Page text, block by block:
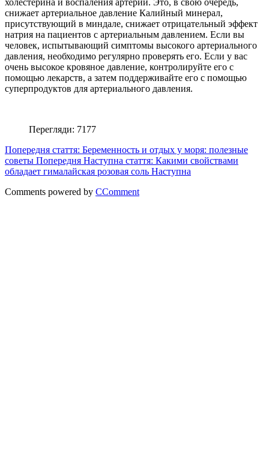
снижает артериальное давление Калийный минерал,
присутствующий в миндале, снижает отрицательный эффект
натрия на пациентов с артериальным давлением. Если вы
человек, испытывающий симптомы высокого артериального
давления, необходимо регулярно проверять его. Если у вас
очень высокое кровяное давление, контролируйте его с
помощью лекарств, а затем поддерживайте его с помощью
суперпродуктов для артериального давления.
Перегляди: 7177
Попередня стаття: Беременность и отдых у моря: полезные
советы Попередня Наступна стаття: Какими свойствами
обладает гималайская розовая соль Наступна
Comments powered by CComment